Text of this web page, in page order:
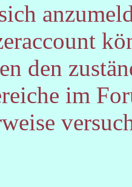
den
im